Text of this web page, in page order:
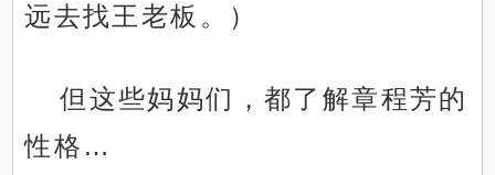
远去找王老板。）
但这些妈妈们，都了解章程芳的
性格…